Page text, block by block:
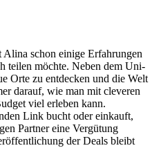
schon einige Erfahrungen
teilen möchte. Neben dem Uni-
Orte zu entdecken und die Welt
darauf, wie man mit cleveren
viel erleben kann.
Link bucht oder einkauft,
Partner eine Vergütung
der Deals bleibt